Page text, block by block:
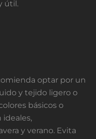
útil.
optar por un
y tejido ligero o
básicos o
ideales,
y verano. Evita